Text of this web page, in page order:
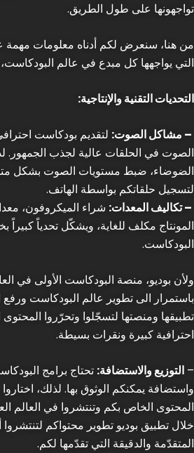
تواجهونها على طول الطريق.
من هنا، سنعرض لكم أدناه معلومات مهمة
التي يواجهها كل مبدع في عالم
التحديات التقنية والإنتاجية:
– مشاكل الصوت: لتقديم بودكاست
الصوت في الحلقات عالية لجذب الجمهور.
الضوضاء، ضبط مستويات الصوت بشكل
لتسجيل حلقاتكم بواسطة الهاتف.
– تكاليف المعدات: شراء الميكروفون،
المونتاج مكلف للغاية، ويشكّل تحدياً كبيراً
البودكاست.
ولأن بوديو، منصة البودكاست الأولى في
باستمرار الى تطوير عالم البودكاست
تطبيقها ومنصتها لتسجّلوا وتحرّروا
احترافية كبيرة ونقرات بسيطة.
– التوزيع والاستضافة: تحتاج برامج
واستضافة يمكنكم الوثوق بها. لذلك،
المحتوى الخاص بكم وتنتشروا في العالم
خلال تطبيق بوديو تطوير محتواكم لتنتشروا
المتقدّمة والدقيقة التي تقدّمها لكم.